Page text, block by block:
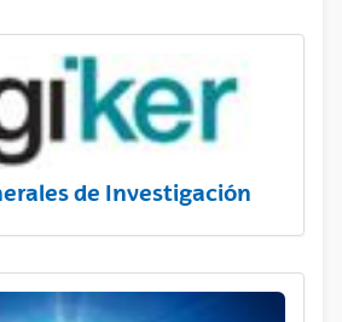
de Investigación